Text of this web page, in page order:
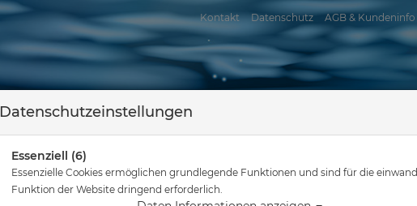
Kontakt Datenschutz AGB & Kundeninfo
Datenschutzeinstellungen
Essenziell (6)
Essenzielle Cookies ermöglichen grundlegende Funktionen und sind für die
Funktion der Website dringend erforderlich.